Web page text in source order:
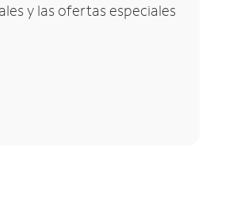
y las ofertas especiales